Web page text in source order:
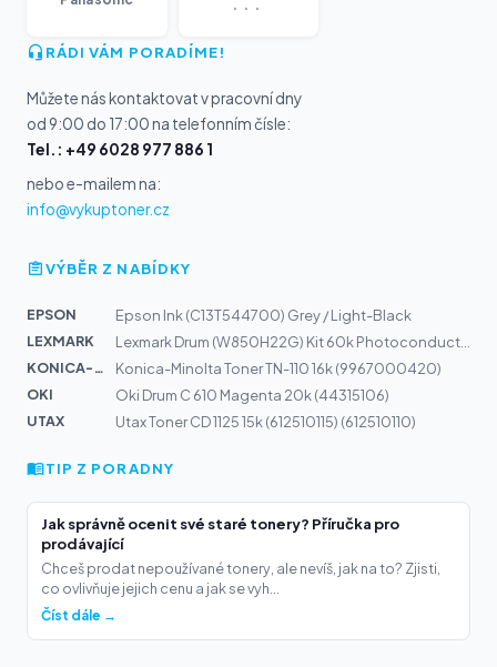
RÁDI VÁM PORADÍME!
Můžete nás kontaktovat v pracovní dny
od 9:00 do 17:00 na telefonním čísle:
Tel.: +49 6028 977 886 1
nebo e-mailem na:
info@vykuptoner.cz
VÝBĚR Z NABÍDKY
EPSON
Epson Ink (C13T544700) Grey / Light-Black
LEXMARK
KONICA-MIN...
Konica-Minolta Toner TN-110 16k (9967000420)
OKI
Oki Drum C 610 Magenta 20k (44315106)
UTAX
Utax Toner CD 1125 15k (612510115) (612510110)
TIP Z PORADNY
Jak správně ocenit své staré tonery? Příručka pro
prodávající
Chceš prodat nepoužívané tonery, ale nevíš, jak na to? Zjisti,
co ovlivňuje jejich cenu a jak se vyh...
Číst dále →